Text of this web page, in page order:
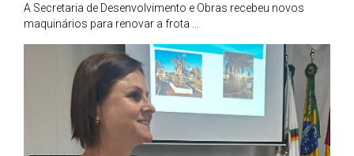
A Secretaria de Desenvolvimento e Obras recebeu novos
maquinários para renovar a frota ...